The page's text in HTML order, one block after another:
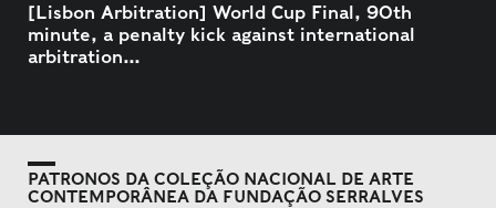
[Lisbon Arbitration] World Cup Final, 90th
minute, a penalty kick against international
arbitration…
PATRONOS DA COLEÇÃO NACIONAL DE ARTE
CONTEMPORÂNEA DA FUNDAÇÃO SERRALVES